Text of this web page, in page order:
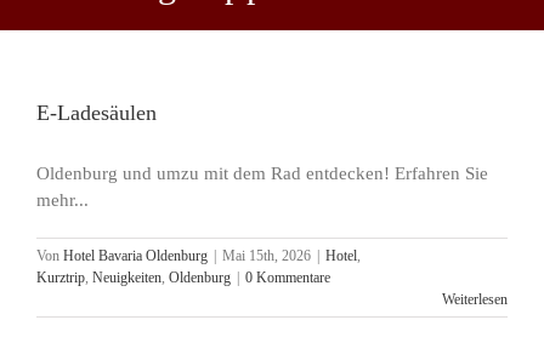
E-Ladesäulen
Oldenburg und umzu mit dem Rad entdecken! Erfahren Sie
mehr...
Von Hotel Bavaria Oldenburg Mai 15th, 2026 Hotel,
Kurztrip, Neuigkeiten, Oldenburg
0 Kommentare
Weiterlesen